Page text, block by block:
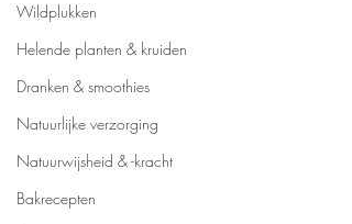
Wildplukken
Helende planten & kruiden
Dranken & smoothies
Natuurlijke verzorging
Natuurwijsheid & -kracht
Bakrecepten